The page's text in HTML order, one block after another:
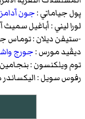
پول جياماتي :جون آدامز
لورا ليني : أباغيل سميث
-ستيفن ديلان :توماس
ديڤيد مورس :جورج
توم ويلكنسون :
رفوس سويل :